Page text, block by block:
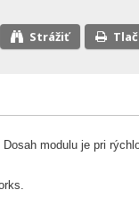
Strážiť Tlač
modulu je pri